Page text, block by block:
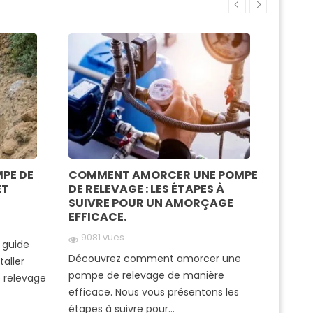
DE
COMMENT AMORCER UNE POMPE
DE RELEVAGE : LES ÉTAPES À
SUIVRE POUR UN AMORÇAGE
EFFICACE.
9081 vues
Découvrez comment amorcer une
pompe de relevage de manière
efficace. Nous vous présentons les
étapes à suivre pour...